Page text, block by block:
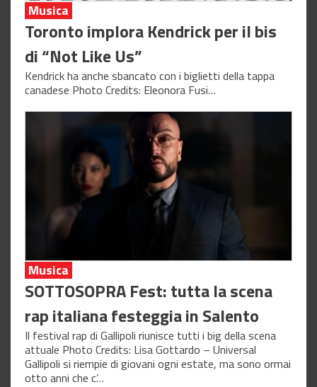
Musica
Toronto implora Kendrick per il bis
di “Not Like Us”
Kendrick ha anche sbancato con i biglietti della tappa
canadese Photo Credits: Eleonora Fusi…
Musica
SOTTOSOPRA Fest: tutta la scena
rap italiana festeggia in Salento
Il festival rap di Gallipoli riunisce tutti i big della scena
attuale Photo Credits: Lisa Gottardo – Universal
Gallipoli si riempie di giovani ogni estate, ma sono ormai
otto anni che c’…